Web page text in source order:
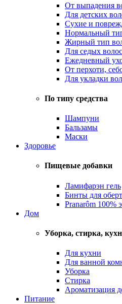
От выпадения
Для детских
Сухие и
Нормальный
Жирный тип
Для седых волос
Ежедневный
От перхоти,
Для укладки
По типу средства
Шампуни
Бальзамы
Маски
Здоровье
Пищевые добавки
Ламифарэн гель
Бинты для
Pranarôm 100%
Дом
Уборка, стирка,
Для кухни
Для ванной
Уборка
Стирка
Ароматизация
Питание